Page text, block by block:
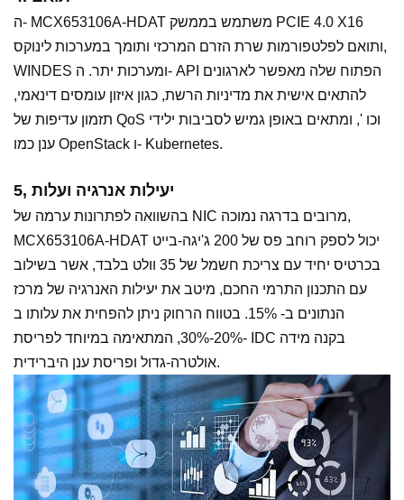
ה- MCX653106A-HDAT משתמש בממשק PCIE 4.0 X16
ותואם לפלטפורמות שרת הזרם המרכזי ותומך במערכות לינוקס,
WINDES ומערכות יתר. ה- API הפתוח שלה מאפשר לארגונים
להתאים אישית את מדיניות הרשת, כגון איזון עומסים דינאמי,
תזמון עדיפות של QoS וכו ', ומתאים באופן גמיש לסביבות ילידי
ענן כמו OpenStack ו- Kubernetes.
5, יעילות אנרגיה ועלות
בהשוואה לפתרונות ערמה של NIC מרובים בדרגה נמוכה,
MCX653106A-HDAT יכול לספק רוחב פס של 200 ג'יגה-בייט
בכרטיס יחיד עם צריכת חשמל של 35 וולט בלבד, אשר בשילוב
עם התכנון התרמי החכם, מיטב את יעילות האנרגיה של מרכז
הנתונים ב- 15%. בטווח הרחוק ניתן להפחית את עלותו ב
-20%-30%, המתאימה במיוחד לפריסת IDC בקנה מידה
אולטרה-גדול ופריסת ענן היברידית.